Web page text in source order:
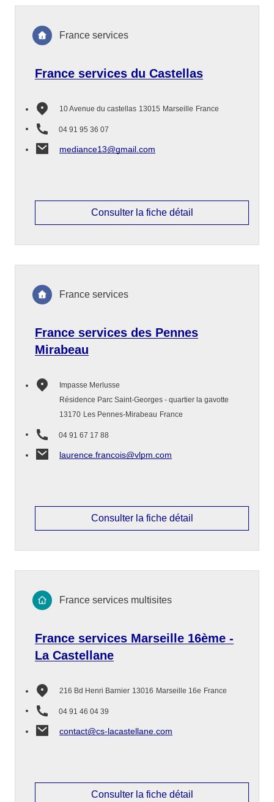
France services du Castellas
10 Avenue du castellas 13015 Marseille France
04 91 95 36 07
mediance13@gmail.com
France services
Consulter la fiche détail
France services des Pennes
Mirabeau
Impasse Merlusse
Résidence Parc Saint-Georges - quartier la gavotte
13170 Les Pennes-Mirabeau France
04 91 67 17 88
laurence.francois@vlpm.com
France services
Consulter la fiche détail
France services Marseille 16ème -
La Castellane
216 Bd Henri Barnier 13016 Marseille 16e France
04 91 46 04 39
contact@cs-lacastellane.com
France services multisites
Consulter la fiche détail